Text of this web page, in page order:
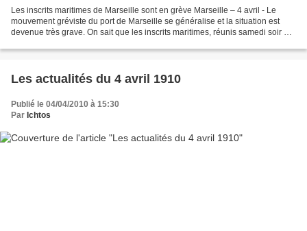
Les inscrits maritimes de Marseille sont en grève Marseille – 4 avril - Le
mouvement gréviste du port de Marseille se généralise et la situation est
devenue très grave. On sait que les inscrits maritimes, réunis samedi soir à
Les actualités du 4 avril 1910
Publié le 04/04/2010 à 15:30
Par Ichtos